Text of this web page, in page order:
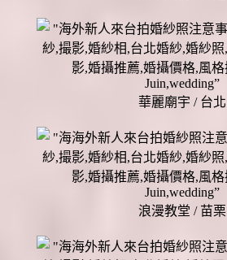
華麗廟宇 / 台北
浪漫教堂 / 苗栗